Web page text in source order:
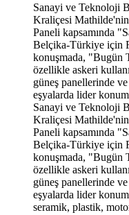
Sanayi ve Teknoloji
Kraliçesi
Paneli kapsamında
Belçika-Türkiye için
konuşmada, "Bugün
özellikle askeri
güneş panellerinde
eşyalarda lider
Sanayi ve Teknoloji Bakanı Mehmet Fatih Kacır, Belçika Kraliçesi Mathilde'nin de katıldığı Belçika-Türkiye Diyaloğu Paneli kapsamında "Sanayi 4.0'dan Sanayi 5.0'a Geçiş ve Belçika-Türkiye için Fırsatlar" oturumunun açılışında yaptığı konuşmada, "Bugün Türkiye, üretime baktığımız zaman özellikle askeri kullanımda dronlar da ve ticari araçlarda, güneş panellerinde ve ev içinde kullanılan ürünlerde, beyaz eşyalarda lider konumunda. Bir takım alüminyum, çelik panel, seramik, plastik, motorlu araç ve rüzgar türbini gibi önemli endüstrilerde de yine üretimde lider olmaya yaklaştık" dedi.Sanayi ve Teknoloji Bakanı Mehmet Fatih Kacır, MEXT Teknoloji Merkezi'nde Flaman Bölge Hükümeti Başbakanı Matthias Diependaele ile ikili görüşme gerçekleştirdi. Gerçekleşen görüşmenin ardından, Belçika Kraliçesi Mathilde'nin katıldığı Belçika-Türkiye Diyaloğu Paneli kapsamında "Sanayi 4.0'dan Sanayi 5.0'a Geçiş ve Belçika-Türkiye için Fırsatlar" oturumuna katıldı. Oturumda, MEXT ile Belçikalı firmalara arasında işbirliği protokolü imzalandı."Türkiye ve Belçika arasındaki iş birliğinin de bu vesileyle kuvvetleneceğine inanıyorum"Oturumda konuşan Bakan Kacır, "Belçika-Türkiye ekonomik misyonu kapsamında bir araya geldik. Umuyoruz ki bu ziyaret değerli bir platform sunacaktır; kurumlar arası diyaloğumuzu geliştirmek ve iş birliklerimizi güçlendirmek için. Türkiye ve Belçika arasındaki iş birliğinin de bu vesileyle kuvvetleneceğine inanıyorum. Gerçekten geniş bir katılım görüyoruz bu misyonda. Bu da bize Belçika'nın ekonomik ve endüstriyel katılımının Türkiye ile birlikte ne kadar ileri noktalara gelebileceğini yansıtıyor. Ekonomik dirençten ve ulusal emniyetten bahsettik. Bu kavramlar artık gitgide daha birbirlerine daha da bağlantılı hale gelmeye başladılar. Bu kavramlar artık hem risklerle karşı karşıya hem de tekrar tekrar şekilleniyorlar. Verimlilik hala önemli bir kavram ama tek başına yeterli değil. Güvenilirlik, yakın olmak, çeşitlilik ve güvenilir ortaklarla çalışmak ekonomik kuvvetin önemli parçaları haline geldi. Burada tabii ki direnç ve tedarik zincirlerinin güveninden de bahsetmek mecburiyetindeyiz" ifadelerini kullandı."Cumhurbaşkanımızın himayelerinde uzun vadeli bir vizyonu gerçekleştirme yolunda ilk adımlarımızı attık"Küresel ölçekte ileri teknolojilerin rekabetine bakıldığı zaman daha da keskin çizgilerle birbirlerinden ayrıldıklarını gördüklerini söyleyen Kacır, "Bu da üretimin doğasını değiştiriyor. Bugün endüstriyel zemine baktığımız zaman daha esnek üretim çözümleri, daha dijital, daha sürdürülebilir ve daha emniyetli çözümler bulmak zorunda olduğumuzu görüyoruz. İçinde bulunduğumuz zamanlarda rekabet artık ve rekabet avantajı artık kapasitelerini dijital teknolojilerle, beşeri sermayeyle, kapasitelerle ve sürdürülebilir üretim pratikleriyle birleştirenlerde olacaktır. Tam olarak Türkiye'nin de uzun zamandır hazırlandığı gelecek tam olarak bu şekilde. Cumhurbaşkanımızın himayelerinde uzun vadeli bir vizyonu gerçekleştirme yolunda ilk adımlarımızı attık. Bu noktada teknolojik kapasitelerimizi artırmaya ve ekonomimizi daha fazla katma değer taşıyan ürünleri üretmeye doğru ilerletiyoruz. Bu anlamda tutarlı adımlar attık. Türkiye'nin üretim katma değer üretiminin 2020'lerde 41 milyardan 200 milyarlara ulaştığını söylemek mümkün. Burada özellikle orta ölçekli üretimde 10 milyar dolardan 112 milyara ulaştığını söyleyebiliriz istatistiklere bakarak. Bugün Türkiye, üretime baktığımız zaman özellikle askeri kullanımda dronlarda ve ticari araçlarda, güneş panellerinde ve ev içinde kullanılan ürünlerde, beyaz eşyalarda lider konumunda. Bir takım alüminyum, çelik panel, seramik, plastik, motorlu araç ve rüzgar türbini gibi